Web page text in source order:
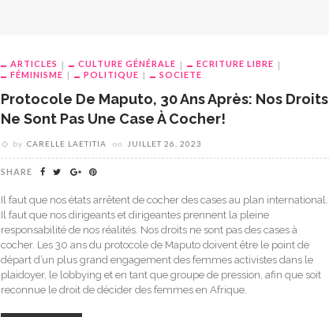
ARTICLES CULTURE GÉNÉRALE
ECRITURE LIBRE
FÉMINISME
POLITIQUE SOCIETE
Protocole De Maputo, 30 Ans Après: Nos Droits
Ne Sont Pas Une Case À Cocher!
by CARELLE LAETITIA on JUILLET 26, 2023
SHARE
Il faut que nos états arrêtent de cocher des cases au plan international.
Il faut que nos dirigeants et dirigeantes prennent la pleine
responsabilité de nos réalités. Nos droits ne sont pas des cases à
cocher. Les 30 ans du protocole de Maputo doivent être le point de
départ d’un plus grand engagement des femmes activistes dans le
plaidoyer, le lobbying et en tant que groupe de pression, afin que soit
reconnue le droit de décider des femmes en Afrique.